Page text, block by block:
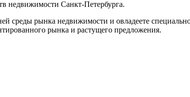
недвижимости Санкт-Петербурга.
среды рынка недвижимости и овладеете
рынка и растущего предложения.